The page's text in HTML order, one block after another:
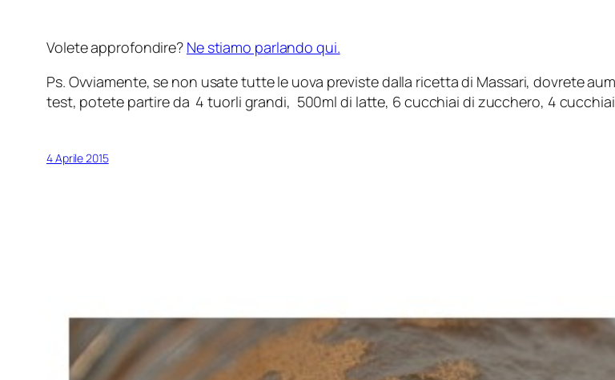
Volete approfondire? Ne stiamo parlando qui.
Ps. Ovviamente, se non usate tutte le uova previste dalla ricetta di Massari, dovrete
test, potete partire da 4 tuorli grandi, 500ml di latte, 6 cucchiai di zucchero, 4 cucchiai
4 Aprile 2015